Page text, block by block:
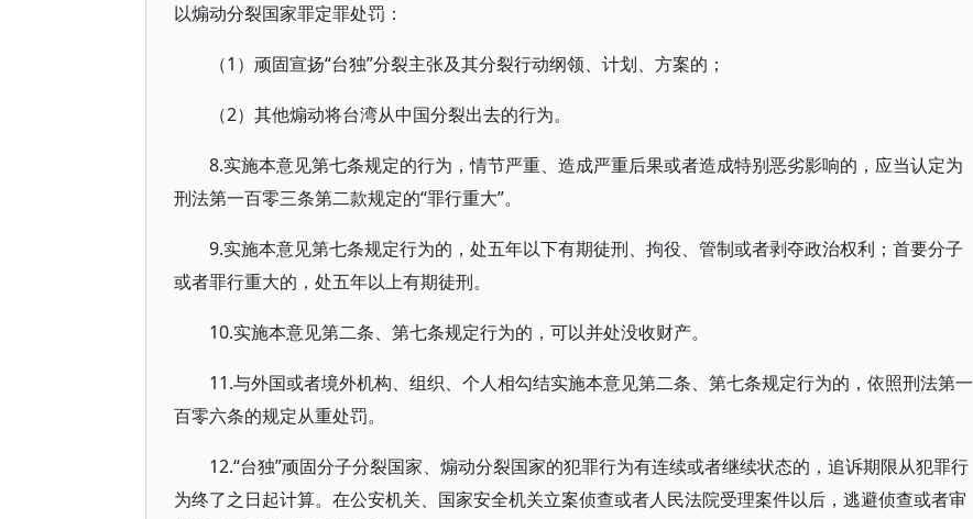
以煽动分裂国家罪定罪处罚：
（1）顽固宣扬“台独”分裂主张及其分裂行动纲领、计划、方案的；
（2）其他煽动将台湾从中国分裂出去的行为。
8.实施本意见第七条规定的行为，情节严重、造成严重后果或者造成特别恶劣影响的，应当认定为
刑法第一百零三条第二款规定的“罪行重大”。
9.实施本意见第七条规定行为的，处五年以下有期徒刑、拘役、管制或者剥夺政治权利；首要分子
或者罪行重大的，处五年以上有期徒刑。
10.实施本意见第二条、第七条规定行为的，可以并处没收财产。
11.与外国或者境外机构、组织、个人相勾结实施本意见第二条、第七条规定行为的，依照刑法第一
百零六条的规定从重处罚。
12.“台独”顽固分子分裂国家、煽动分裂国家的犯罪行为有连续或者继续状态的，追诉期限从犯罪行
为终了之日起计算。在公安机关、国家安全机关立案侦查或者人民法院受理案件以后，逃避侦查或者审